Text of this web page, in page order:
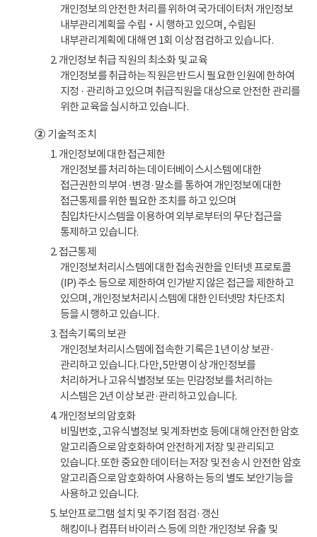
개인정보의 안전한 처리를 위하여 국가데이터처 개인정보
내부관리계획을 수립‧시행하고 있으며, 수립된
내부관리계획에 대해 연 1회 이상 점검하고 있습니다.
2. 개인정보 취급 직원의 최소화 및 교육
개인정보를 취급하는 직원은 반드시 필요한 인원에 한하여
지정 · 관리하고 있으며 취급직원을 대상으로 안전한 관리를
위한 교육을 실시하고 있습니다.
②기술적 조치
1. 개인정보에 대한 접근제한
개인정보를 처리하는 데이터베이스시스템에 대한
접근권한의 부여·변경·말소를 통하여 개인정보에 대한
접근통제를 위한 필요한 조치를 하고 있으며
침입차단시스템을 이용하여 외부로부터의 무단 접근을
통제하고 있습니다.
2. 접근통제
개인정보처리시스템에 대한 접속권한을 인터넷 프로토콜
(IP) 주소 등으로 제한하여 인가받지 않은 접근을 제한하고
있으며, 개인정보처리시스템에 대한 인터넷망 차단조치
등을 시행하고 있습니다.
3. 접속기록의 보관
개인정보처리시스템에 접속한 기록은 1년 이상 보관·
관리하고 있습니다. 다만, 5만명 이상 개인정보를
처리하거나 고유식별정보 또는 민감정보를 처리하는
시스템은 2년 이상 보관·관리하고 있습니다.
4. 개인정보의 암호화
비밀번호, 고유식별정보 및 계좌번호 등에 대해 안전한 암호
알고리즘으로 암호화하여 안전하게 저장 및 관리되고
있습니다. 또한 중요한 데이터는 저장 및 전송 시 안전한 암호
알고리즘으로 암호화하여 사용하는 등의 별도 보안기능을
사용하고 있습니다.
5. 보안프로그램 설치 및 주기점 점검·갱신
해킹이나 컴퓨터 바이러스 등에 의한 개인정보 유출 및